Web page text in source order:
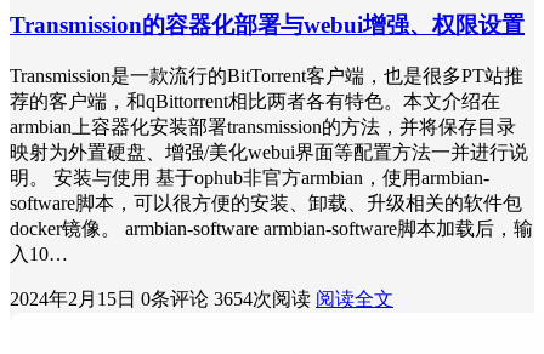
Transmission的容器化部署与webui增强、权限设置
Transmission是一款流行的BitTorrent客户端，也是很多PT站推
荐的客户端，和qBittorrent相比两者各有特色。本文介绍在
armbian上容器化安装部署transmission的方法，并将保存目录
映射为外置硬盘、增强/美化webui界面等配置方法一并进行说
明。 安装与使用 基于ophub非官方armbian，使用armbian-
software脚本，可以很方便的安装、卸载、升级相关的软件包
docker镜像。 armbian-software armbian-software脚本加载后，输
入10…
2024年2月15日 0条评论 3654次阅读 阅读全文